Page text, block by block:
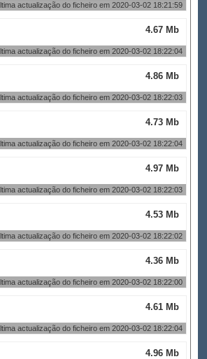
actualização do ficheiro em 2020-03-02 18:21:59
4.67 Mb
actualização do ficheiro em 2020-03-02 18:22:04
4.86 Mb
actualização do ficheiro em 2020-03-02 18:22:03
4.73 Mb
actualização do ficheiro em 2020-03-02 18:22:04
4.97 Mb
actualização do ficheiro em 2020-03-02 18:22:03
4.53 Mb
actualização do ficheiro em 2020-03-02 18:22:02
4.36 Mb
actualização do ficheiro em 2020-03-02 18:22:00
4.61 Mb
actualização do ficheiro em 2020-03-02 18:22:04
4.96 Mb